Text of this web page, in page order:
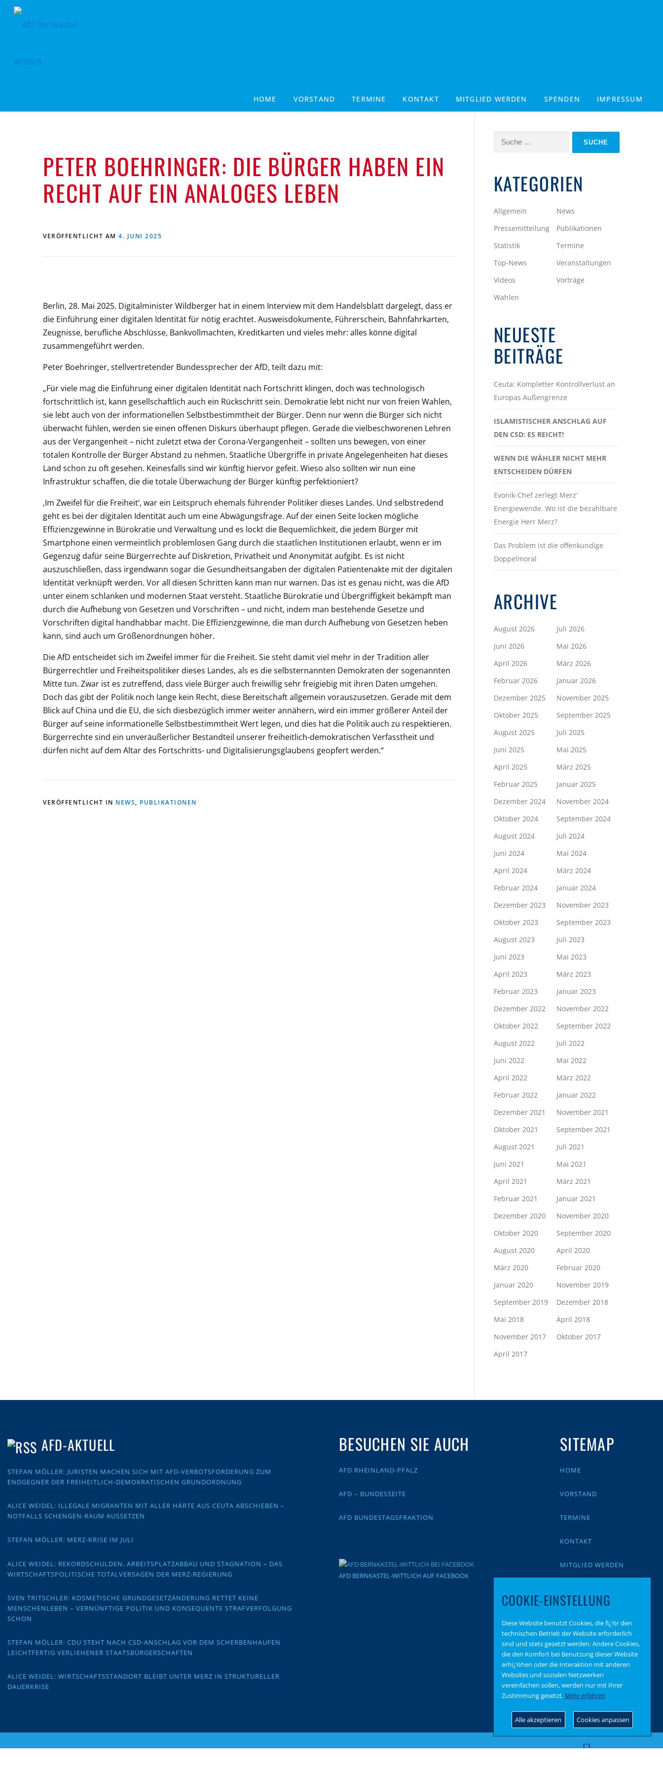
Zum
HOME VORSTAND TERMINE KONTAKT MITGLIED WERDEN SPENDEN IMPRESSUM
PETER BOEHRINGER: DIE BÜRGER HABEN EIN
RECHT AUF EIN ANALOGES LEBEN
VERÖFFENTLICHT AM 4. JUNI 2025
Berlin, 28. Mai 2025. Digitalminister Wildberger hat in einem Interview mit dem Handelsblatt dargelegt, dass er
die Einführung einer digitalen Identität für nötig erachtet. Ausweisdokumente, Führerschein, Bahnfahrkarten,
Zeugnisse, berufliche Abschlüsse, Bankvollmachten, Kreditkarten und vieles mehr: alles könne digital
zusammengeführt werden.
Peter Boehringer, stellvertretender Bundessprecher der AfD, teilt dazu mit:
„Für viele mag die Einführung einer digitalen Identität nach Fortschritt klingen, doch was technologisch
fortschrittlich ist, kann gesellschaftlich auch ein Rückschritt sein. Demokratie lebt nicht nur von freien Wahlen,
sie lebt auch von der informationellen Selbstbestimmtheit der Bürger. Denn nur wenn die Bürger sich nicht
überwacht fühlen, werden sie einen offenen Diskurs überhaupt pflegen. Gerade die vielbeschworenen Lehren
aus der Vergangenheit – nicht zuletzt etwa der Corona-Vergangenheit – sollten uns bewegen, von einer
totalen Kontrolle der Bürger Abstand zu nehmen. Staatliche Übergriffe in private Angelegenheiten hat dieses
Land schon zu oft gesehen. Keinesfalls sind wir künftig hiervor gefeit. Wieso also sollten wir nun eine
Infrastruktur schaffen, die die totale Überwachung der Bürger künftig perfektioniert?
‚Im Zweifel für die Freiheit‘, war ein Leitspruch ehemals führender Politiker dieses Landes. Und selbstredend
geht es bei der digitalen Identität auch um eine Abwägungsfrage. Auf der einen Seite locken mögliche
Effizienzgewinne in Bürokratie und Verwaltung und es lockt die Bequemlichkeit, die jedem Bürger mit
Smartphone einen vermeintlich problemlosen Gang durch die staatlichen Institutionen erlaubt, wenn er im
Gegenzug dafür seine Bürgerrechte auf Diskretion, Privatheit und Anonymität aufgibt. Es ist nicht
auszuschließen, dass irgendwann sogar die Gesundheitsangaben der digitalen Patientenakte mit der digitalen
Identität verknüpft werden. Vor all diesen Schritten kann man nur warnen. Das ist es genau nicht, was die AfD
unter einem schlanken und modernen Staat versteht. Staatliche Bürokratie und Übergriffigkeit bekämpft man
durch die Aufhebung von Gesetzen und Vorschriften – und nicht, indem man bestehende Gesetze und
Vorschriften digital handhabbar macht. Die Effizienzgewinne, die man durch Aufhebung von Gesetzen heben
kann, sind auch um Größenordnungen höher.
Die AfD entscheidet sich im Zweifel immer für die Freiheit. Sie steht damit viel mehr in der Tradition aller
Bürgerrechtler und Freiheitspolitiker dieses Landes, als es die selbsternannten Demokraten der sogenannten
Mitte tun. Zwar ist es zutreffend, dass viele Bürger auch freiwillig sehr freigiebig mit ihren Daten umgehen.
Doch das gibt der Politik noch lange kein Recht, diese Bereitschaft allgemein vorauszusetzen. Gerade mit dem
Blick auf China und die EU, die sich diesbezüglich immer weiter annähern, wird ein immer größerer Anteil der
Bürger auf seine informationelle Selbstbestimmtheit Wert legen, und dies hat die Politik auch zu respektieren.
Bürgerrechte sind ein unveräußerlicher Bestandteil unserer freiheitlich-demokratischen Verfasstheit und
dürfen nicht auf dem Altar des Fortschritts- und Digitalisierungsglaubens geopfert werden.“
VERÖFFENTLICHT IN NEWS, PUBLIKATIONEN
Suche
KATEGORIEN
Allgemein
News
Pressemitteilung
Publikationen
Statistik
Termine
Top-News
Veranstaltungen
Videos
Vorträge
Wahlen
NEUESTE
BEITRÄGE
Ceuta: Kompletter Kontrollverlust an
Europas Außengrenze
ISLAMISTISCHER ANSCHLAG AUF
DEN CSD: ES REICHT!
WENN DIE WÄHLER NICHT MEHR
ENTSCHEIDEN DÜRFEN
Evonik-Chef zerlegt Merz‘
Energiewende. Wo ist die bezahlbare
Energie Herr Merz?
Das Problem ist die offenkundige
Doppelmoral
ARCHIVE
August 2026
Juli 2026
Juni 2026
Mai 2026
April 2026
März 2026
Februar 2026
Januar 2026
Dezember 2025
November 2025
Oktober 2025
September 2025
August 2025
Juli 2025
Juni 2025
Mai 2025
April 2025
März 2025
Februar 2025
Januar 2025
Dezember 2024
November 2024
Oktober 2024
September 2024
August 2024
Juli 2024
Juni 2024
Mai 2024
April 2024
März 2024
Februar 2024
Januar 2024
Dezember 2023
November 2023
Oktober 2023
September 2023
August 2023
Juli 2023
Juni 2023
Mai 2023
April 2023
März 2023
Februar 2023
Januar 2023
Dezember 2022
November 2022
Oktober 2022
September 2022
August 2022
Juli 2022
Juni 2022
Mai 2022
April 2022
März 2022
Februar 2022
Januar 2022
Dezember 2021
November 2021
Oktober 2021
September 2021
August 2021
Juli 2021
Juni 2021
Mai 2021
April 2021
März 2021
Februar 2021
Januar 2021
Dezember 2020
November 2020
Oktober 2020
September 2020
August 2020
April 2020
März 2020
Februar 2020
Januar 2020
November 2019
September 2019
Dezember 2018
Mai 2018
April 2018
November 2017
Oktober 2017
April 2017
AFD-AKTUELL
STEFAN MÖLLER: JURISTEN MACHEN SICH MIT AFD-VERBOTSFORDERUNG ZUM
ENDGEGNER DER FREIHEITLICH-DEMOKRATISCHEN GRUNDORDNUNG
ALICE WEIDEL: ILLEGALE MIGRANTEN MIT ALLER HÄRTE AUS CEUTA ABSCHIEBEN –
NOTFALLS SCHENGEN-RAUM AUSSETZEN
STEFAN MÖLLER: MERZ-KRISE IM JULI
ALICE WEIDEL: REKORDSCHULDEN, ARBEITSPLATZABBAU UND STAGNATION – DAS
WIRTSCHAFTSPOLITISCHE TOTALVERSAGEN DER MERZ-REGIERUNG
SVEN TRITSCHLER: KOSMETISCHE GRUNDGESETZÄNDERUNG RETTET KEINE
MENSCHENLEBEN – VERNÜNFTIGE POLITIK UND KONSEQUENTE STRAFVERFOLGUNG
SCHON
STEFAN MÖLLER: CDU STEHT NACH CSD-ANSCHLAG VOR DEM SCHERBENHAUFEN
LEICHTFERTIG VERLIEHENER STAATSBÜRGERSCHAFTEN
ALICE WEIDEL: WIRTSCHAFTSSTANDORT BLEIBT UNTER MERZ IN STRUKTURELLER
DAUERKRISE
BESUCHEN SIE AUCH
AFD RHEINLAND-PFALZ
AFD – BUNDESSEITE
AFD BUNDESTAGSFRAKTION
AFD BERNKASTEL-WITTLICH AUF FACEBOOK
SITEMAP
HOME
VORSTAND
TERMINE
KONTAKT
MITGLIED WERDEN
BEITRAGSARCHIV
SPENDEN
COOKIE-EINSTELLUNG
Diese Website benutzt Cookies, die fï¿½r den
technischen Betrieb der Website erforderlich
sind und stets gesetzt werden. Andere Cookies,
die den Komfort bei Benutzung dieser Website
erhï¿½hen oder die Interaktion mit anderen
Websites und sozialen Netzwerken
vereinfachen sollen, werden nur mit Ihrer
Zustimmung gesetzt.Mehr erfahren
Alle akzeptieren Cookies anpassen